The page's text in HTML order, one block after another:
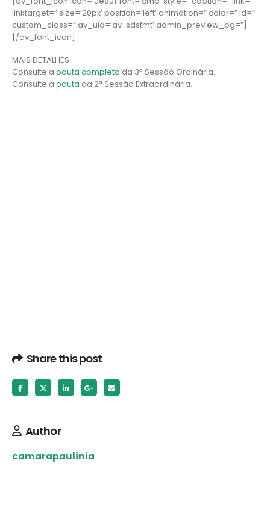
linktarget=” size=’20px’ position=’left’ animation=” color=” id=”
custom_class=” av_uid=’av-sdsfmt’ admin_preview_bg=”]
[/av_font_icon]
MAIS DETALHES
Consulte a pauta completa da 3ª Sessão Ordinária.
Consulte a pauta da 2ª Sessão Extraordinária.
Share this post
Author
camarapaulinia